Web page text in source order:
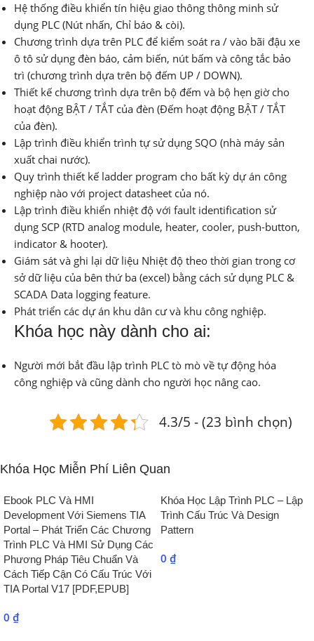
Hệ thống điều khiển tín hiệu giao thông thông minh sử
dụng PLC (Nút nhấn, Chỉ báo & còi).
Chương trình dựa trên PLC để kiểm soát ra / vào bãi đậu xe
ô tô sử dụng đèn báo, cảm biến, nút bấm và công tắc bảo
trì (chương trình dựa trên bộ đếm UP / DOWN).
Thiết kế chương trình dựa trên bộ đếm và bộ hẹn giờ cho
hoạt động BẬT / TẮT của đèn (Đếm hoạt động BẬT / TẮT
của đèn).
Lập trình điều khiển trình tự sử dụng SQO (nhà máy sản
xuất chai nước).
Quy trình thiết kế ladder program cho bất kỳ dự án công
nghiệp nào với project datasheet của nó.
Lập trình điều khiển nhiệt độ với fault identification sử
dụng SCP (RTD analog module, heater, cooler, push-button,
indicator & hooter).
Giám sát và ghi lại dữ liệu Nhiệt độ theo thời gian trong cơ
sở dữ liệu của bên thứ ba (excel) bằng cách sử dụng PLC &
SCADA Data logging feature.
Phát triển các dự án khu dân cư và khu công nghiệp.
Khóa học này dành cho ai:
Người mới bắt đầu lập trình PLC tò mò về tự động hóa
công nghiệp và cũng dành cho người học nâng cao.
4.3/5 - (23 bình chọn)
Khóa Học Miễn Phí Liên Quan
Ebook PLC Và HMI
Development Với Siemens TIA
Portal – Phát Triển Các Chương
Trình PLC Và HMI Sử Dụng Các
Phương Pháp Tiêu Chuẩn Và
Cách Tiếp Cận Có Cấu Trúc Với
TIA Portal V17 [PDF,EPUB]
0 ₫
Khóa Học Lập Trình PLC – Lập
Trình Cấu Trúc Và Design
Pattern
0 ₫